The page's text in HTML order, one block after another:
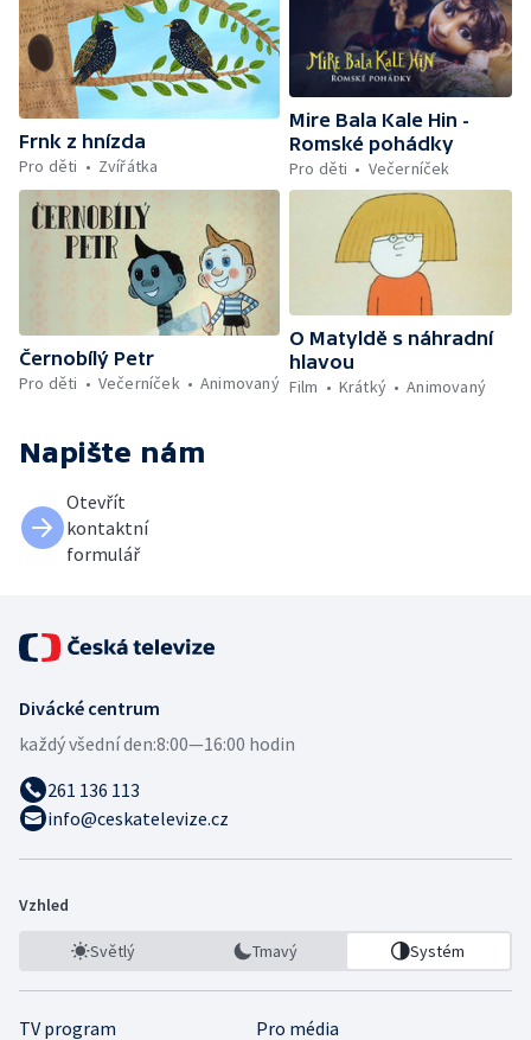
Frnk z hnízda
Pro děti
Zvířátka
Mire Bala Kale Hin -
Romské pohádky
Pro děti
Večerníček
Černobílý Petr
Pro děti
Večerníček Animovaný
O Matyldě s náhradní
hlavou
Film
Krátký Animovaný
Napište nám
Otevřít
kontaktní
formulář
Divácké centrum
každý všední den:8:00—16:00 hodin
261 136 113
info@ceskatelevize.cz
Vzhled
Světlý Tmavý Systém
TV program Pro média